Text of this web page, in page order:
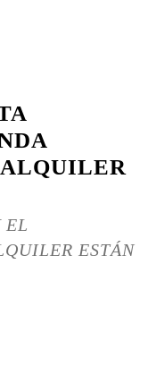
EL
ESTÁN